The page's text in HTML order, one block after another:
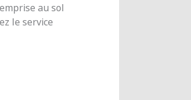
au sol
le service